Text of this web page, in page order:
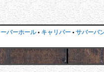
バーホール• キャリパー•サバーバ